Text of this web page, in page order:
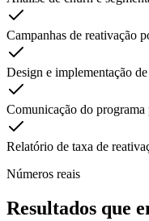
Campanhas de reativação
Design e implementação
Comunicação do programa
Relatório de taxa de
Números reais
Resultados que